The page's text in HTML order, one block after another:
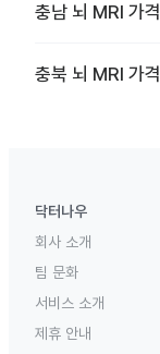
충남 뇌 MRI 가격
충북 뇌 MRI 가격
닥터나우
회사 소개
팀 문화
서비스 소개
제휴 안내